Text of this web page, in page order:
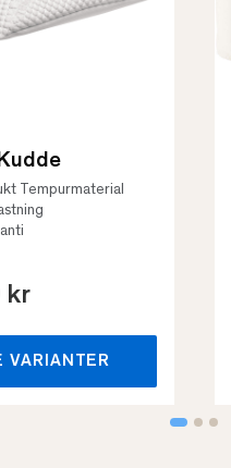
Tempurmaterial
kr
VARIANTER